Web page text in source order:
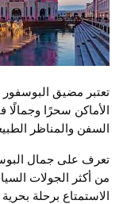
تعتبر مضيق
الأماكن سحرًا وجمالًا
السفن والمناظر
تعرف على جمال
من أكثر الجولات
الاستمتاع برحلة